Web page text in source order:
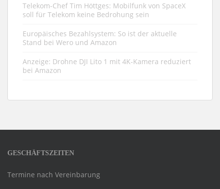
Telekom-Chef Tim Höttges: Mobilfunk von SpaceX
soll für Telekom keine Bedrohung sein
Europäisches Bezahlsystem: So ist der aktuelle
Stand bei Wero und Amazon
Anzeige: Drohne DJI Lito 1 mit 4K-Kamera reduziert
bei Amazon
GESCHÄFTSZEITEN
Termine nach Vereinbarung